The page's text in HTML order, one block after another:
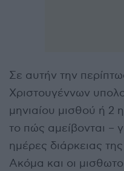
Σε αυτήν την
Χριστουγέννων
μηνιαίου μισθού ή 2
το πώς αμείβονται –
ημέρες διάρκειας
Ακόμα και οι